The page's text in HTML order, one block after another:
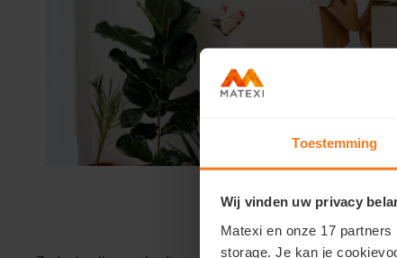
Toestemming
Wij vinden uw privacy
Matexi en onze 17
storage. Je kan je